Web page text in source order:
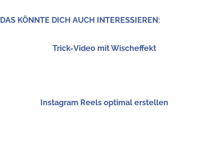
DAS KÖNN­TE DICH AUCH INTERESSIEREN:
Trick-Video mit Wischeffekt
Insta­gram Reels opti­mal erstellen